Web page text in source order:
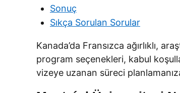
Sonuç
Sıkça Sorulan Sorular
Kanada’da Fransızca ağırlıklı,
program seçenekleri, kabul
vizeye uzanan süreci